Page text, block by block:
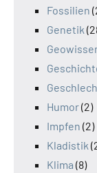
Fossilien
Genetik
Humor(2)
Impfen (2)
Kladistik
Klima (8)